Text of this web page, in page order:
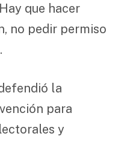
que hacer
no pedir permiso
la
para
y